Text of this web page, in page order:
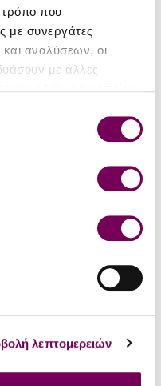
που
με συνεργάτες
αναλύσεων, οι
με άλλες
λεπτομερειών
Π.Ο.Π. Αμύνταιο
Αμύνταιο
Ξινόμαυρο
παλαίωση